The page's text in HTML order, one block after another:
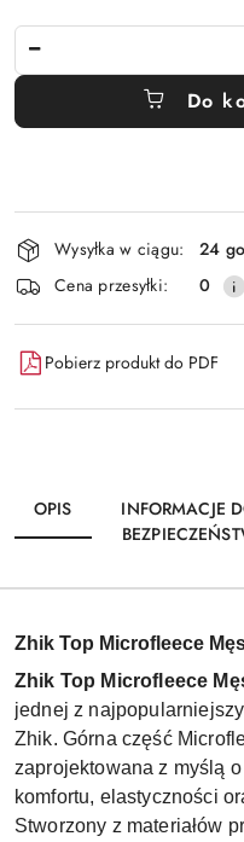
Do
Dostępność
i
dostawa
Wysyłka w ciągu:
24
Cena przesyłki:
0
Pobierz produkt do PDF
OPIS
INFORMACJE
Zhik Top Microfleece
Zhik Top Microfleece
jednej z
Zhik. Górna część
zaprojektowana z myślą
komfortu, elastyczności
Stworzony z materiałów